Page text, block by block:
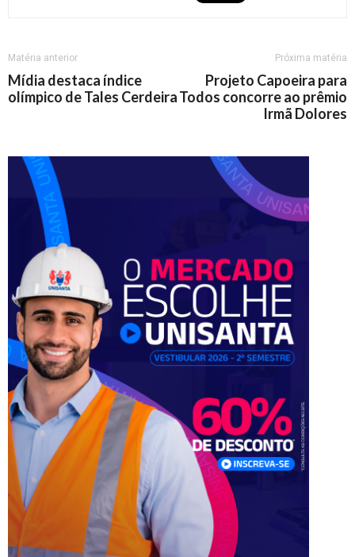
Matéria anterior
Mídia destaca índice
olímpico de Tales Cerdeira
Próxima matéria
Projeto Capoeira para
Todos concorre ao prêmio
Irmã Dolores